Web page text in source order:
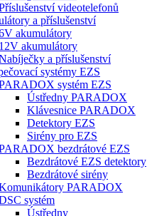
videotelefonů
a příslušenství
akumulátory
12V akumulátory
a příslušenství
systémy EZS
systém EZS
Ústředny PARADOX
Klávesnice PARADOX
Detektory EZS
Sirény pro EZS
bezdrátové EZS
Bezdrátové EZS detektory
Bezdrátové sirény
PARADOX
systém
Ústředny